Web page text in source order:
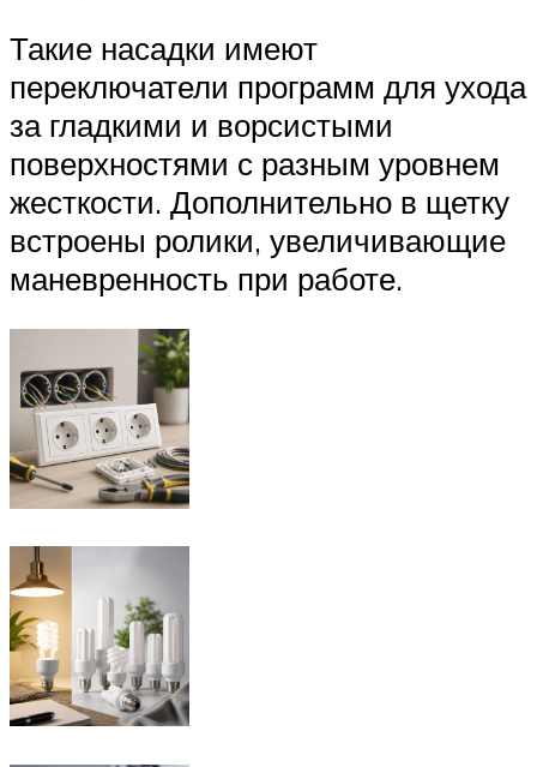
Такие насадки имеют
переключатели программ для ухода
за гладкими и ворсистыми
поверхностями с разным уровнем
жесткости. Дополнительно в щетку
встроены ролики, увеличивающие
маневренность при работе.